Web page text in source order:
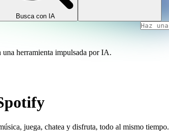
Busca con IA
una herramienta impulsada por IA.
juega, chatea y disfruta, todo al mismo tiempo.